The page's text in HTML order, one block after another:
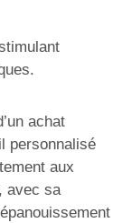
achat
personnalisé
aux
avec sa